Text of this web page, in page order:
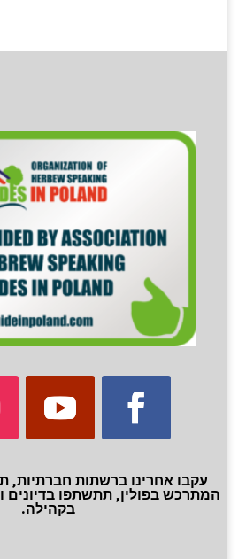
עקבו אחרינו ברשתות חברתיות,
המתרכש בפולין, תתשתפו בדיונים
בקהילה.